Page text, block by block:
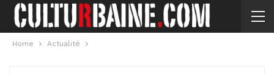
Home Actualité